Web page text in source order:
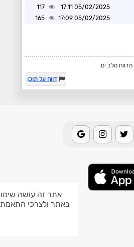
אתר זה עושה
באתר ולצרכי
05/02/2025 17:11
117
05/02/2025 17:09
165
מדווח מלב ים
דווח על תוכן
אודות האתר פרטיות